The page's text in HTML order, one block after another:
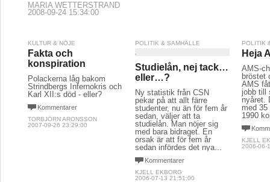
MARIA WETTERSTRAND
2008-09-24 15:34:00
KULTUR & NÖJE
Fakta och
konspiration
Polackerna låg bakom
Strindbergs Infernokris och
Karl XII:s död - eller?
Kommentarer
TORBJÖRN ARONSSON
2007-09-26 23:29:00
POLITIK & SAMHÄLLE
Studielån, nej tack…
eller…?
Ny statistik från CSN
pekar på att allt färre
studenter, nu än för fem år
sedan, väljer att ta
studielån. Man nöjer sig
med bara bidraget. En
orsak är att för fem år
sedan infördes det nya...
Kommentarer
KJELL EKBORG
2006-07-13 21:51:00
POLITIK
Heja
AMS-
bröstet
AMS
jobb till
nyåret.
med
1990
KJELL
2006-06-